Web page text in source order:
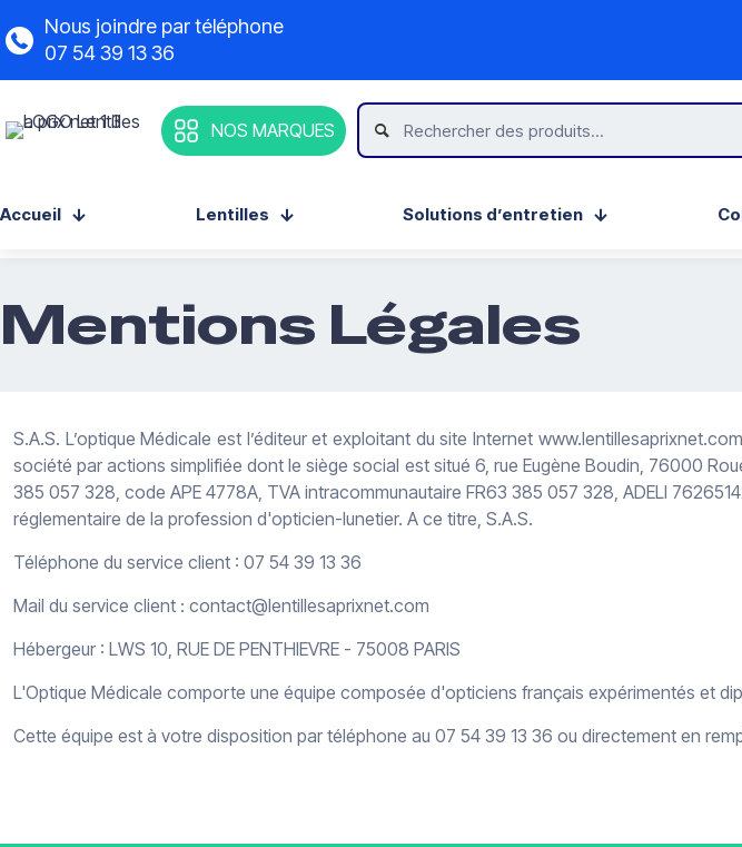
Nous joindre par téléphone
07 54 39 13 36
NOS MARQUES
Accueil Lentilles Solutions d’entretien
Mentions Légales
S.A.S. L’optique Médicale est l’éditeur et exploitant du site Internet
société par actions simplifiée dont le siège social est situé 6, rue Eugène Boudin, 76000
385 057 328, code APE 4778A, TVA intracommunautaire FR63 385 057 328, ADELI
réglementaire de la profession d'opticien-lunetier. A ce titre, S.A.S.
Téléphone du service client : 07 54 39 13 36
Mail du service client : contact@lentillesaprixnet.com
Hébergeur : LWS 10, RUE DE PENTHIEVRE - 75008 PARIS
L'Optique Médicale comporte une équipe composée d'opticiens français expérimentés et
Cette équipe est à votre disposition par téléphone au 07 54 39 13 36 ou directement en